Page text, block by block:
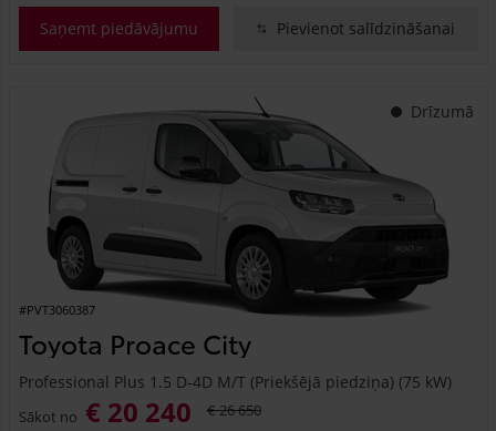
Saņemt piedāvājumu Pievienot salīdzināšanai
Drīzumā
#PVT3060387
Toyota Proace City
Professional Plus 1.5 D-4D M/T (Priekšējā piedziņa) (75 kW)
Sākot no € 20 240 € 26 650